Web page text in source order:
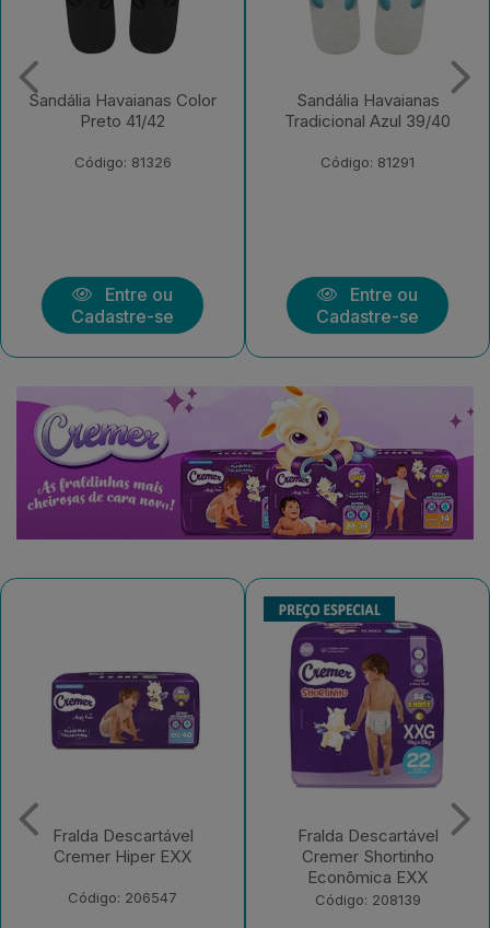
Sandália Havaianas
Tradicional Azul 39/40
Código: 81291
Entre ou
Cadastre-se
Sandália Havaianas Top
Basic Cinza Gelo/Mar
Código: 230652
Entre ou
Cadastre-se
Fralda Descartável
Cremer Shortinho
Código: 208139
Fralda Descartável
Cremer Magic Care
Econômica G 30
Unidades